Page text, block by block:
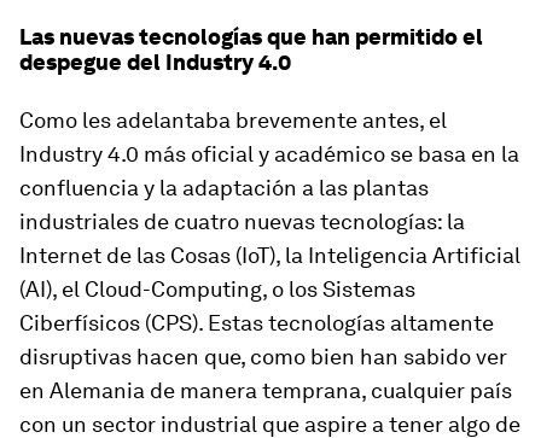
Las nuevas tecnologías que han permitido el
despegue del Industry 4.0
Como les adelantaba brevemente antes, el
Industry 4.0 más oficial y académico se basa en la
confluencia y la adaptación a las plantas
industriales de cuatro nuevas tecnologías: la
Internet de las Cosas (IoT), la Inteligencia Artificial
(AI), el Cloud-Computing, o los Sistemas
Ciberfísicos (CPS). Estas tecnologías altamente
disruptivas hacen que, como bien han sabido ver
en Alemania de manera temprana, cualquier país
con un sector industrial que aspire a tener algo de